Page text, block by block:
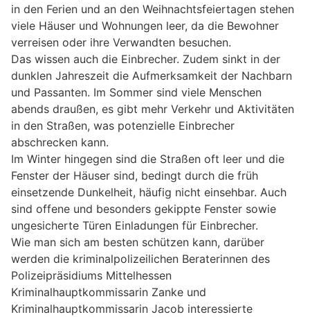
in den Ferien und an den Weihnachtsfeiertagen stehen
viele Häuser und Wohnungen leer, da die Bewohner
verreisen oder ihre Verwandten besuchen.
Das wissen auch die Einbrecher. Zudem sinkt in der
dunklen Jahreszeit die Aufmerksamkeit der Nachbarn
und Passanten. Im Sommer sind viele Menschen
abends draußen, es gibt mehr Verkehr und Aktivitäten
in den Straßen, was potenzielle Einbrecher
abschrecken kann.
Im Winter hingegen sind die Straßen oft leer und die
Fenster der Häuser sind, bedingt durch die früh
einsetzende Dunkelheit, häufig nicht einsehbar. Auch
sind offene und besonders gekippte Fenster sowie
ungesicherte Türen Einladungen für Einbrecher.
Wie man sich am besten schützen kann, darüber
werden die kriminalpolizeilichen Beraterinnen des
Polizeipräsidiums Mittelhessen
Kriminalhauptkommissarin Zanke und
Kriminalhauptkommissarin Jacob interessierte